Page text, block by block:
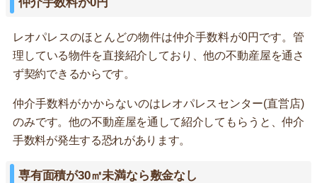
レオパレスのほとんどの物件は仲介手数料が0円です。管
理している物件を直接紹介しており、他の不動産屋を通さ
ず契約できるからです。
仲介手数料がかからないのはレオパレスセンター(直営店)
のみです。他の不動産屋を通して紹介してもらうと、仲介
手数料が発生する恐れがあります。
専有面積が30㎡未満なら敷金なし